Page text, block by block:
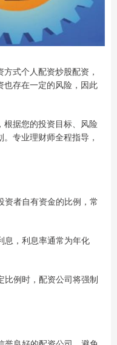
式个人配资炒股配资，
也存在一定的风险，因此
根据您的投资目标、风险
专业理财师全程指导，
资者自有资金的比例，常
息，利息率通常为年化
比例时，配资公司将强制